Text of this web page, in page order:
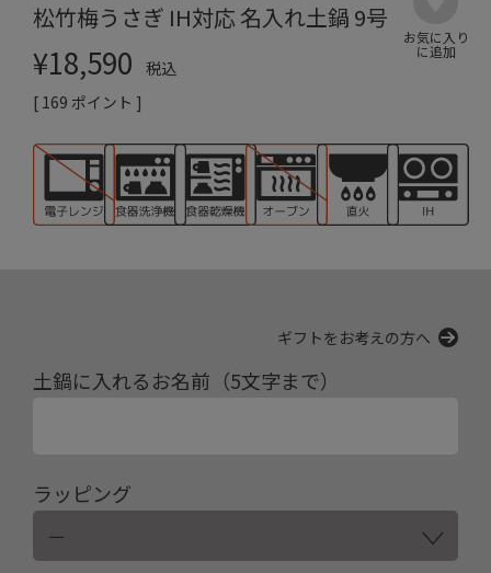
松竹梅うさぎ IH対応 名入れ土鍋 9号
¥18,590
税込
[ 169 ポイント ]
ギフトをお考えの方へ
土鍋に入れるお名前（5文字まで）
ラッピング